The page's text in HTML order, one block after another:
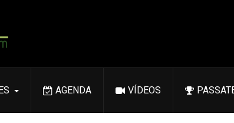
AGENDA VÍDEOS